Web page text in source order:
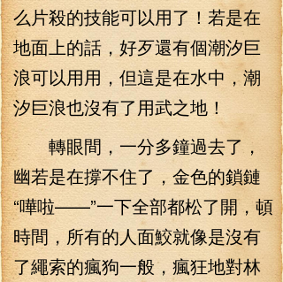
么片殺的技能可以用了！若是在
地面上的話，好歹還有個潮汐巨
浪可以用用，但這是在水中，潮
汐巨浪也沒有了用武之地！
轉眼間，一分多鐘過去了，
幽若是在撐不住了，金色的鎖鏈
“嘩啦——”一下全部都松了開，頓
時間，所有的人面鮫就像是沒有
了繩索的瘋狗一般，瘋狂地對林